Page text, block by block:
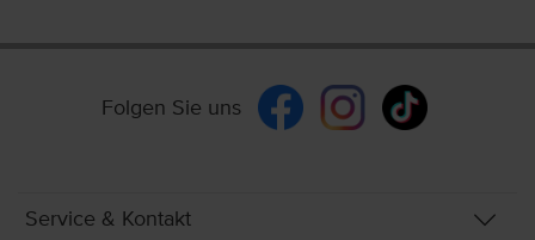
Folgen Sie uns
Service & Kontakt